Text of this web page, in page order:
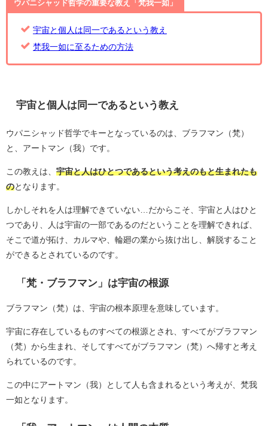
ウパニシャッド哲学の重要な教え「梵我一如」
宇宙と個人は同一であるという教え
梵我一如に至るための方法
宇宙と個人は同一であるという教え
ウパニシャッド哲学でキーとなっているのは、ブラフマン（梵）
と、アートマン（我）です。
この教えは、 宇宙と人はひとつであるという考えのもと生まれたも
のとなります。
しかしそれを人は理解できていない…だからこそ、宇宙と人はひと
つであり、人は宇宙の一部であるのだということを理解できれば、
そこで道が拓け、カルマや、輪廻の業から抜け出し、解脱すること
ができるとされているのです。
「梵・ブラフマン」は宇宙の根源
ブラフマン（梵）は、宇宙の根本原理を意味しています。
宇宙に存在しているものすべての根源とされ、すべてがブラフマン
（梵）から生まれ、そしてすべてがブラフマン（梵）へ帰すと考え
られているのです。
この中にアートマン（我）として人も含まれるという考えが、梵我
一如となります。